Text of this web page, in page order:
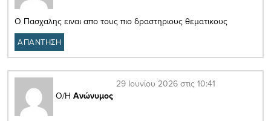
Ο Πασχαλης ειναι απο τους πιο δραστηριους θεματικους
ΑΠΑΝΤΗΣΗ
Ο/Η Ανώνυμος
29 Ιουνίου 2026 στις 10:41